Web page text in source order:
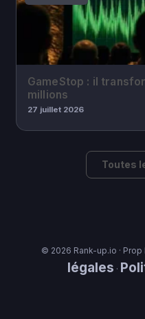
GameStop : il
millions
27 juillet 2026
Toutes
© 2026 Rank-up.io ·
légales ·